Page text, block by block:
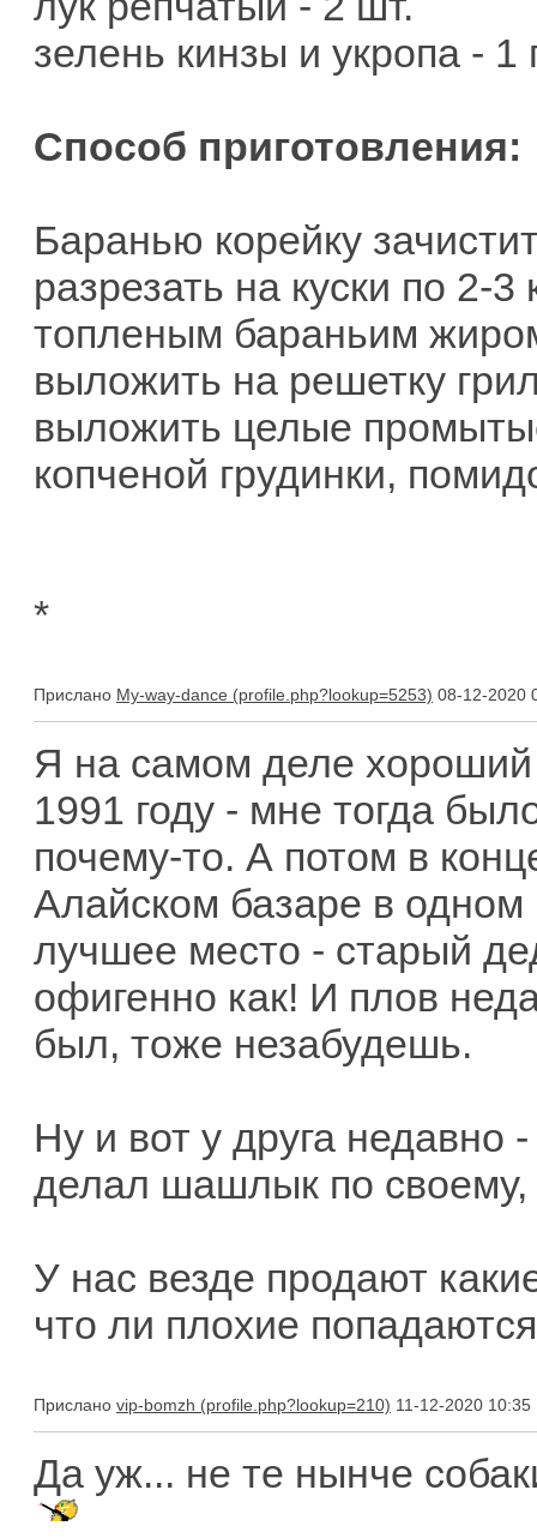
зелень кинзы и укропа - 1
Способ приготовления:
Баранью корейку
разрезать на куски по 2-3
топленым бараньим
выложить на решетку
выложить целые
копченой грудинки,
*
Прислано My-way-dance 08-12-2020
Я на самом деле
1991 году - мне тогда
почему-то. А потом в
Алайском базаре в одном
лучшее место - старый
офигенно как! И плов
был, тоже незабудешь.
Ну и вот у друга недавно
делал шашлык по
У нас везде продают
что ли плохие
Прислано vip-bomzh 11-12-2020 10:35
Да уж... не те нынче